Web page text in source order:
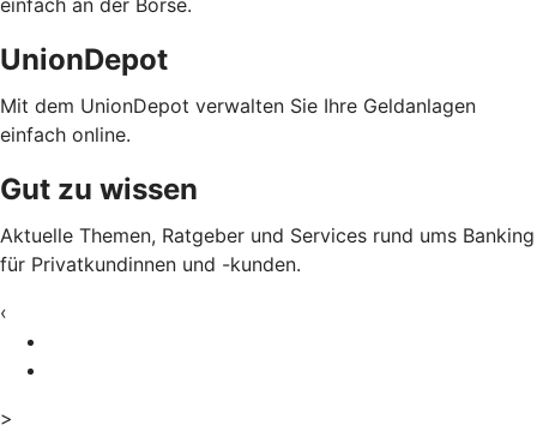
UnionDepot
Mit dem UnionDepot verwalten Sie Ihre Geldanlagen
einfach online.
Gut zu wissen
Aktuelle Themen, Ratgeber und Services rund ums Banking
für Privatkundinnen und -kunden.
‹
>